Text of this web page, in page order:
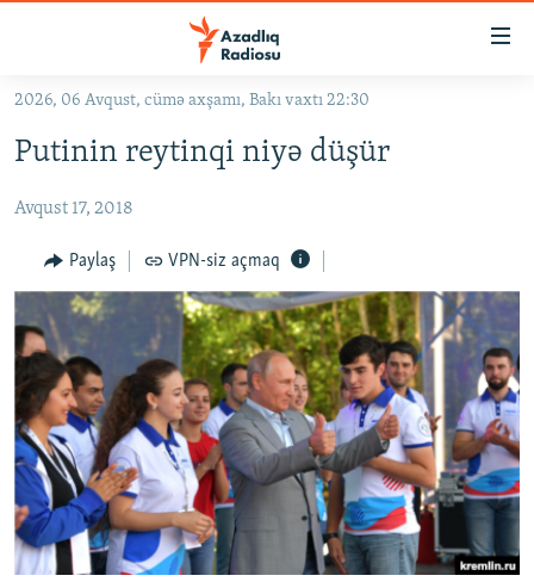
Əsas
qayıt
naviqasiyaya
Axtarışa
keç
KORRUPSIOMETR
#ƏSLINDƏ
FƏRQƏ BAX
QANUNI DOĞRU
ARAŞDIRMA
MULTIMEDIA
VIDEO
FOTOQALEREYA
İNFOQRAFIKA
RADIO ARXIV
OXU ZALI
AZƏRBAYCAN ƏDƏBIYYATI KITABXANASI
HAQQIMIZDA
MISSIYAMIZ
BIZI IZLƏ
2026, 06 Avqust, cümə axşamı, Bakı vaxtı 22:30
Putinin reytinqi niyə düşür
Avqust 17, 2018
Paylaş VPN-siz açmaq